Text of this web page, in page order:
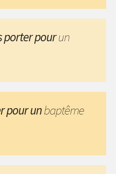
porter pourun
pour unbaptême